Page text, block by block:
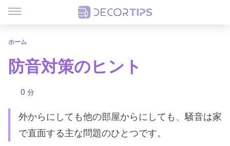
ホーム
防音対策のヒント
0 分
外からにしても他の部屋からにしても、騒音は家
で直面する主な問題のひとつです。